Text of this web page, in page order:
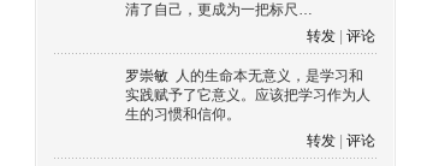
清了自己，更成为一把标尺…
转发
评论
罗崇敏 人的生命本无意义，是学习和
实践赋予了它意义。应该把学习作为人
生的习惯和信仰。
转发
评论